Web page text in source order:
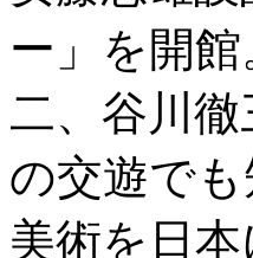
ー」を開
二、谷川
の交遊で
美術を日